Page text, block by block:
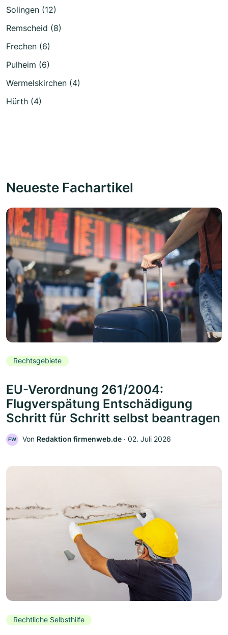
Solingen (12)
Remscheid (8)
Frechen (6)
Pulheim (6)
Wermelskirchen (4)
Hürth (4)
Neueste Fachartikel
Rechtsgebiete
EU-Verordnung 261/2004:
Flugverspätung Entschädigung
Schritt für Schritt selbst beantragen
FW Von Redaktion firmenweb.de ‧ 02. Juli 2026
Rechtliche Selbsthilfe